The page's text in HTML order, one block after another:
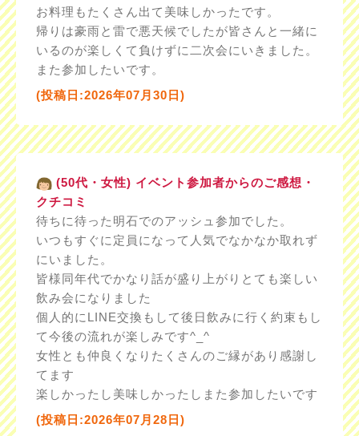
お料理もたくさん出て美味しかったです。
帰りは豪雨と雷で悪天候でしたが皆さんと一緒に
いるのが楽しくて負けずに二次会にいきました。
また参加したいです。
(投稿日:2026年07月30日)
(50代・女性) イベント参加者からのご感想・
クチコミ
待ちに待った明石でのアッシュ参加でした。
いつもすぐに定員になって人気でなかなか取れず
にいました。
皆様同年代でかなり話が盛り上がりとても楽しい
飲み会になりました
個人的にLINE交換もして後日飲みに行く約束もし
て今後の流れが楽しみです^_^
女性とも仲良くなりたくさんのご縁があり感謝し
てます
楽しかったし美味しかったしまた参加したいです
(投稿日:2026年07月28日)